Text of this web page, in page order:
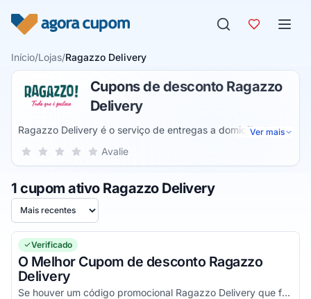
Início/Lojas/Ragazzo Delivery
Cupons de desconto Ragazzo
Delivery
Ragazzo Delivery é o serviço de entregas a domicílio da
rede de fast food de culinária italiana conhecida pelas
pratos com massa e kits congelados para preparar em
casa.
Ver mais
Sua nota para Ragazzo Delivery, de 1 a 5 estrelas
5 estrelas
4 estrelas
3 estrelas
2 estrelas
1 estrela Avalie
1 cupom ativo Ragazzo Delivery
Ordenar por
Verificado
O Melhor Cupom de desconto Ragazzo
Delivery
Se houver um código promocional Ragazzo Delivery que funciona e é válido, estará aqui no nosso site. Pegue o voucher e veja agora!